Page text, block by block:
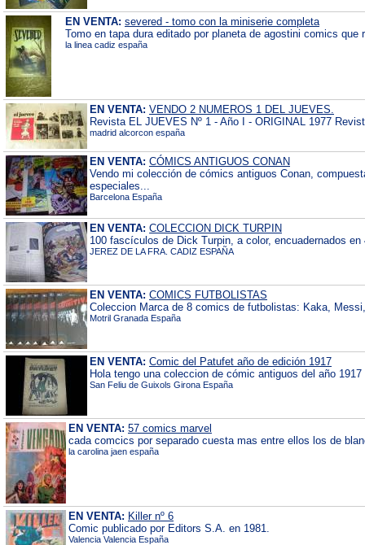
EN VENTA: severed - tomo con la miniserie completa
Tomo en tapa dura editado por planeta de agostini comics
la linea cadiz españa
EN VENTA: VENDO 2 NUMEROS 1 DEL JUEVES.
Revista EL JUEVES Nº 1 - Año I - ORIGINAL 1977
madrid alcorcon españa
EN VENTA: CÓMICS ANTIGUOS CONAN
Vendo mi colección de cómics antiguos Conan,
especiales...
Barcelona España
EN VENTA: COLECCION DICK TURPIN
100 fascículos de Dick Turpin, a color, encuadernados en
JEREZ DE LA FRA. CADIZ ESPAÑA
EN VENTA: COMICS FUTBOLISTAS
Coleccion Marca de 8 comics de futbolistas: Kaka,
Motril Granada España
EN VENTA: Comic del Patufet año de edición 1917
Hola tengo una coleccion de cómic antiguos del año
San Feliu de Guixols Girona España
EN VENTA: 57 comics marvel
cada comcics por separado cuesta mas entre ellos los de
la carolina jaen españa
EN VENTA: Killer nº 6
Comic publicado por Editors S.A. en 1981.
Valencia Valencia España